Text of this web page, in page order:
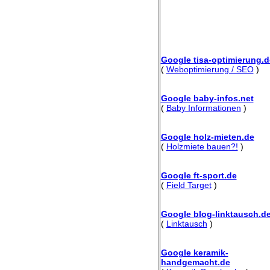
Google tisa-
( Weboptimierung / SEO)
Google baby-infos.net
( Baby Informationen )
Google holz-mieten.de
( Holzmiete bauen?! )
Google ft-sport.de
( Field Target)
Google blog-
( Linktausch )
Google keramik-
handgemacht.de